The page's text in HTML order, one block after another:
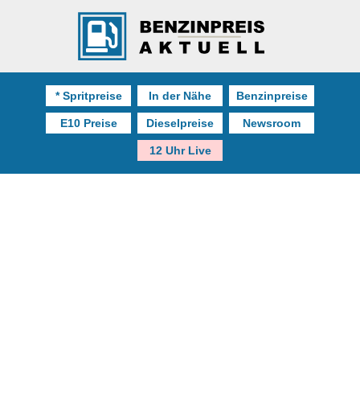
* Spritpreise In der Nähe Benzinpreise
E10 Preise Dieselpreise Newsroom
12 Uhr Live